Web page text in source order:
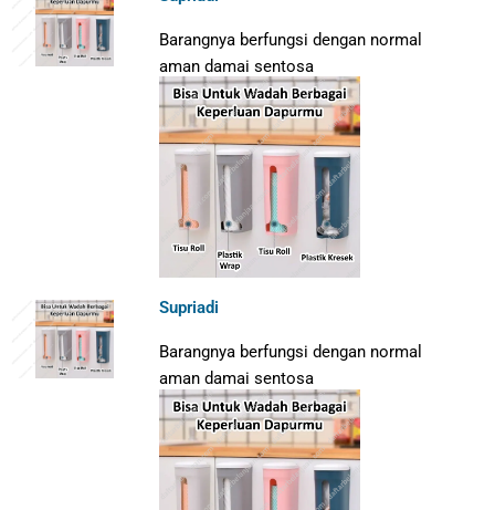
Barangnya berfungsi dengan normal
aman damai sentosa
Supriadi
Barangnya berfungsi dengan normal
aman damai sentosa